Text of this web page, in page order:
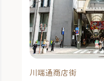
川端通商店街